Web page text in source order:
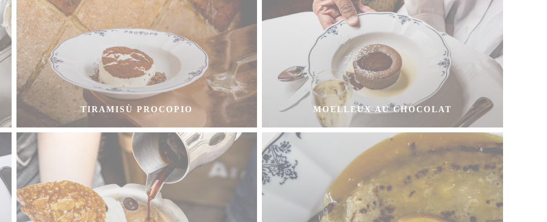
TIRAMISÙ PROCOPIO MOELLEUX AU CHOCOLAT